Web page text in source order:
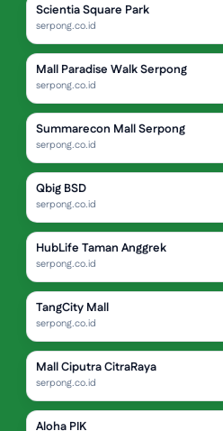
Scientia Square Park
serpong.co.id
Mall Paradise Walk Serpong
serpong.co.id
Summarecon Mall Serpong
serpong.co.id
Qbig BSD
serpong.co.id
HubLife Taman Anggrek
serpong.co.id
TangCity Mall
serpong.co.id
Mall Ciputra CitraRaya
serpong.co.id
Aloha PIK